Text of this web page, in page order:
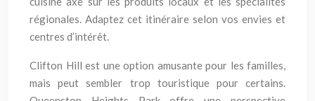
régionales. Adaptez cet itinéraire selon vos envies et
centres d’intérêt.
Clifton Hill est une option amusante pour les familles,
mais peut sembler trop touristique pour certains.